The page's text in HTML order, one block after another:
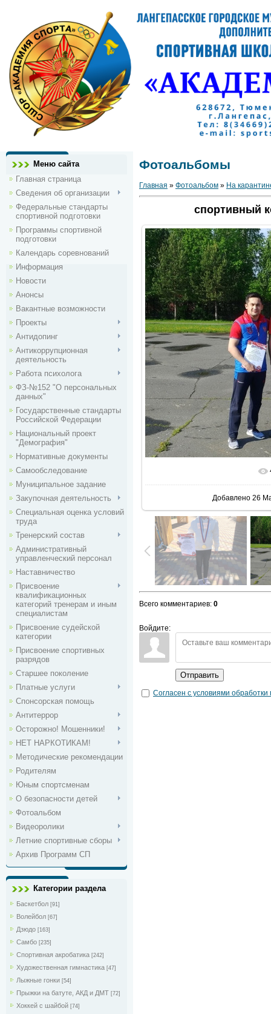
Меню сайта
Главная страница
Сведения об организации
Федеральные стандарты
спортивной подготовки
Программы спортивной
подготовки
Календарь соревнований
Информация
Новости
Анонсы
Вакантные возможности
Проекты
Антидопинг
Антикоррупционная
деятельность
Работа психолога
ФЗ-№152 "О персональных
данных"
Государственные стандарты
Российской Федерации
Национальный проект
"Демография"
Нормативные документы
Самообследование
Муниципальное задание
Закупочная деятельность
Специальная оценка условий
труда
Тренерский состав
Административный
управленческий персонал
Наставничество
Присвоение
квалификационных
категорий тренерам и иным
специалистам
Присвоение судейской
категории
Присвоение спортивных
разрядов
Старшее поколение
Платные услуги
Спонсорская помощь
Антитеррор
Осторожно! Мошенники!
НЕТ НАРКОТИКАМ!
Методические рекомендации
Родителям
Юным спортсменам
О безопасности детей
Фотоальбом
Видеоролики
Летние спортивные сборы
Архив Программ СП
Категории раздела
Баскетбол [91]
Волейбол [67]
Дзюдо [163]
Самбо [235]
Спортивная акробатика [242]
Художественная гимнастика [47]
Лыжные гонки [54]
Прыжки на батуте, АКД и ДМТ [72]
Хоккей с шайбой [74]
Фотоальбомы
Главная » Фотоальбом » На
спортивный
В
Добавлено 26
Всего комментариев: 0
Войдите:
Отправить
Согласен с условиями